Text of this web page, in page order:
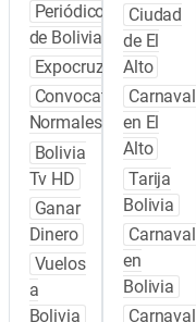
Periódicos
de Bolivia
Expocruz
Convocatoria
Normales
Bolivia
Tv HD
Ganar
Dinero
Vuelos
a
Bolivia
Ciudad
de El
Alto
Carnaval
en El
Alto
Tarija
Bolivia
Carnaval
en
Bolivia
Carnaval